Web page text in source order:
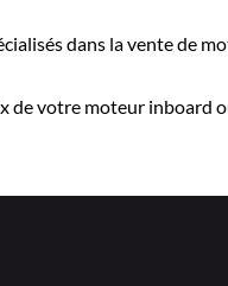
dans la vente de
de votre moteur inboard